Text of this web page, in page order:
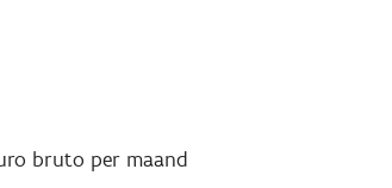
bruto per maand